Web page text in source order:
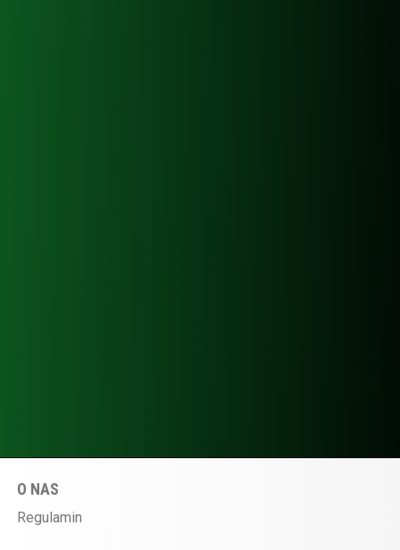
O NAS
Regulamin